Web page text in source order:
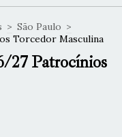
> São Paulo >
Torcedor Masculina
27 Patrocínios